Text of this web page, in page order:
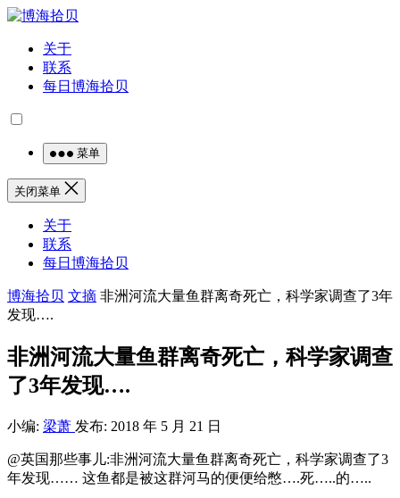
关于
联系
每日博海拾贝
菜单
关闭菜单
关于
联系
每日博海拾贝
博海拾贝 文摘 非洲河流大量鱼群离奇死亡，科学家调查了3年
发现….
非洲河流大量鱼群离奇死亡，科学家调查
了3年发现….
小编: 梁萧 发布: 2018 年 5 月 21 日
@英国那些事儿:非洲河流大量鱼群离奇死亡，科学家调查了3
年发现…… 这鱼都是被这群河马的便便给憋….死…..的….. ​​​​